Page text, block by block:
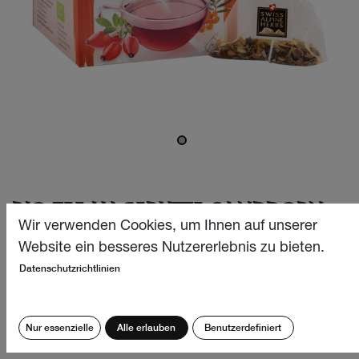
BIO TEE HAGEBUTTE-SANDDORN
14X1.2G
Unsere wunderbar erfrischende Bio Früchtentee-Kreation
Geschmacksnoten. Eine sanfte Verwöhnung für alle Sinne
sowohl im Winter als auch an heissen Sommertagen!
Wir verwenden Cookies, um Ihnen auf unserer
Website ein besseres Nutzererlebnis zu bieten.
Datenschutzrichtlinien
Nur essenzielle Alle erlauben Benutzerdefiniert